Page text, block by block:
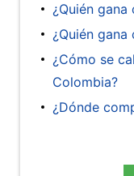
¿Quién
¿Quién
¿Cómo se
Colombia?
¿Dónde